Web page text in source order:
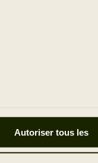
Autoriser tous les